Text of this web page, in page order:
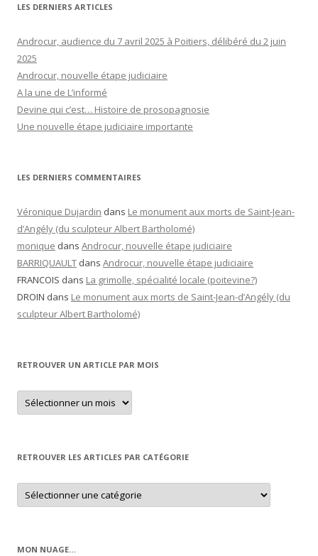
LES DERNIERS ARTICLES
Androcur, audience du 7 avril 2025 à Poitiers, délibéré du 2 juin
2025
Androcur, nouvelle étape judiciaire
A la une de L’informé
Devine qui c’est… Histoire de prosopagnosie
Une nouvelle étape judiciaire importante
LES DERNIERS COMMENTAIRES
Véronique Dujardin dans Le monument aux morts de Saint-Jean-
d’Angély (du sculpteur Albert Bartholomé)
monique dans Androcur, nouvelle étape judiciaire
BARRIQUAULT dans Androcur, nouvelle étape judiciaire
FRANCOIS dans La grimolle, spécialité locale (poitevine?)
DROIN dans Le monument aux morts de Saint-Jean-d’Angély (du
sculpteur Albert Bartholomé)
RETROUVER UN ARTICLE PAR MOIS
Retrouver
un
article
RETROUVER LES ARTICLES PAR CATÉGORIE
Retrouver
les
articles
MON NUAGE…